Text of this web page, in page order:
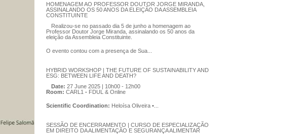
HOMENAGEM AO PROFESSOR DOUTOR JORGE MIRANDA,
ASSINALANDO OS 50 ANOS DA ELEIÇÃO DA ASSEMBLEIA
CONSTITUINTE
Realizou-se no passado dia 5 de junho a homenagem ao
Professor Doutor Jorge Miranda, assinalando os 50 anos da
eleição da Assembleia Constituinte.
O evento contou com a presença de Sua...
HYBRID WORKSHOP | THE FUTURE OF SUSTAINABILITY AND
ESG: BETWEEN LIFE AND DEATH?
Date:27 June 2025 | 10h00 - 12h00
Room: CARL1- FDUL & Online
Scientific Coordination: Heloísa Oliveira •...
SESSÃO DE ENCERRAMENTO | CURSO DE ESPECIALIZAÇÃO
EM DIREITO DA ALIMENTAÇÃO E SEGURANÇA ALIMENTAR